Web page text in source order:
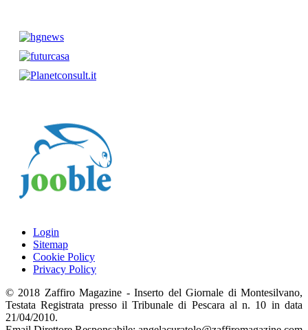
Login
Sitemap
Cookie Policy
Privacy Policy
© 2018 Zaffiro Magazine - Inserto del Giornale di Montesilvano,
Testata Registrata presso il Tribunale di Pescara al n. 10 in data
21/04/2010.